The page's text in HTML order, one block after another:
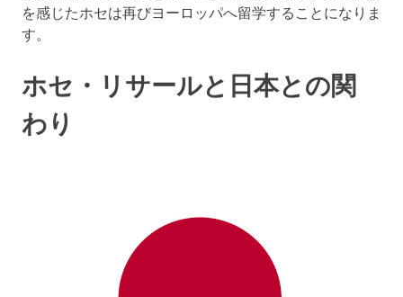
を感じたホセは再びヨーロッパへ留学することになりま
す。
ホセ・リサールと日本との関
わり